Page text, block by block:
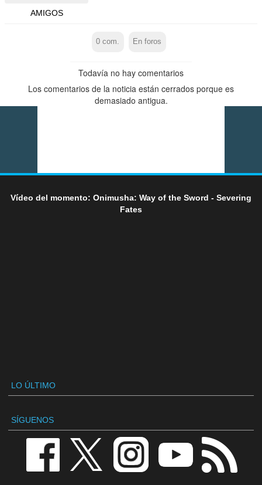
AMIGOS
0 com. En foros
Todavía no hay comentarios
Los comentarios de la noticia están cerrados porque es
demasiado antigua.
Vídeo del momento: Onimusha: Way of the Sword - Severing
Fates
LO ÚLTIMO
SÍGUENOS